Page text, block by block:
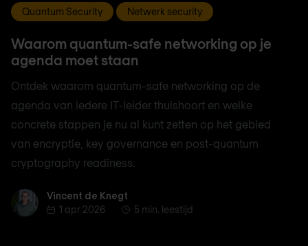
Quantum Security Netwerk security
Waarom quantum-safe networking op je
agenda moet staan
Ontdek waarom quantum-safe networking op de
agenda van iedere IT-leider thuishoort en welke
concrete stappen je nu al kunt zetten op het gebied
van encryptie, key governance en post-quantum
cryptography readiness.
Vincent de Knegt
Vincent de Knegt
1 apr 2026
5 min. leestijd